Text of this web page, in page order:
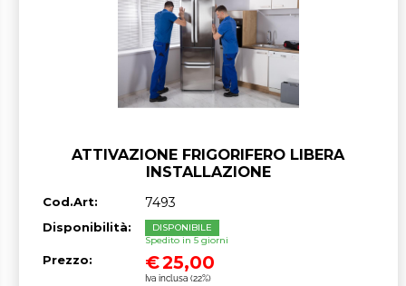
ATTIVAZIONE FRIGORIFERO LIBERA
INSTALLAZIONE
Cod.Art: 7493
Disponibilità:
DISPONIBILE
Spedito in 5 giorni
Prezzo: €25,00
Iva inclusa (22%)